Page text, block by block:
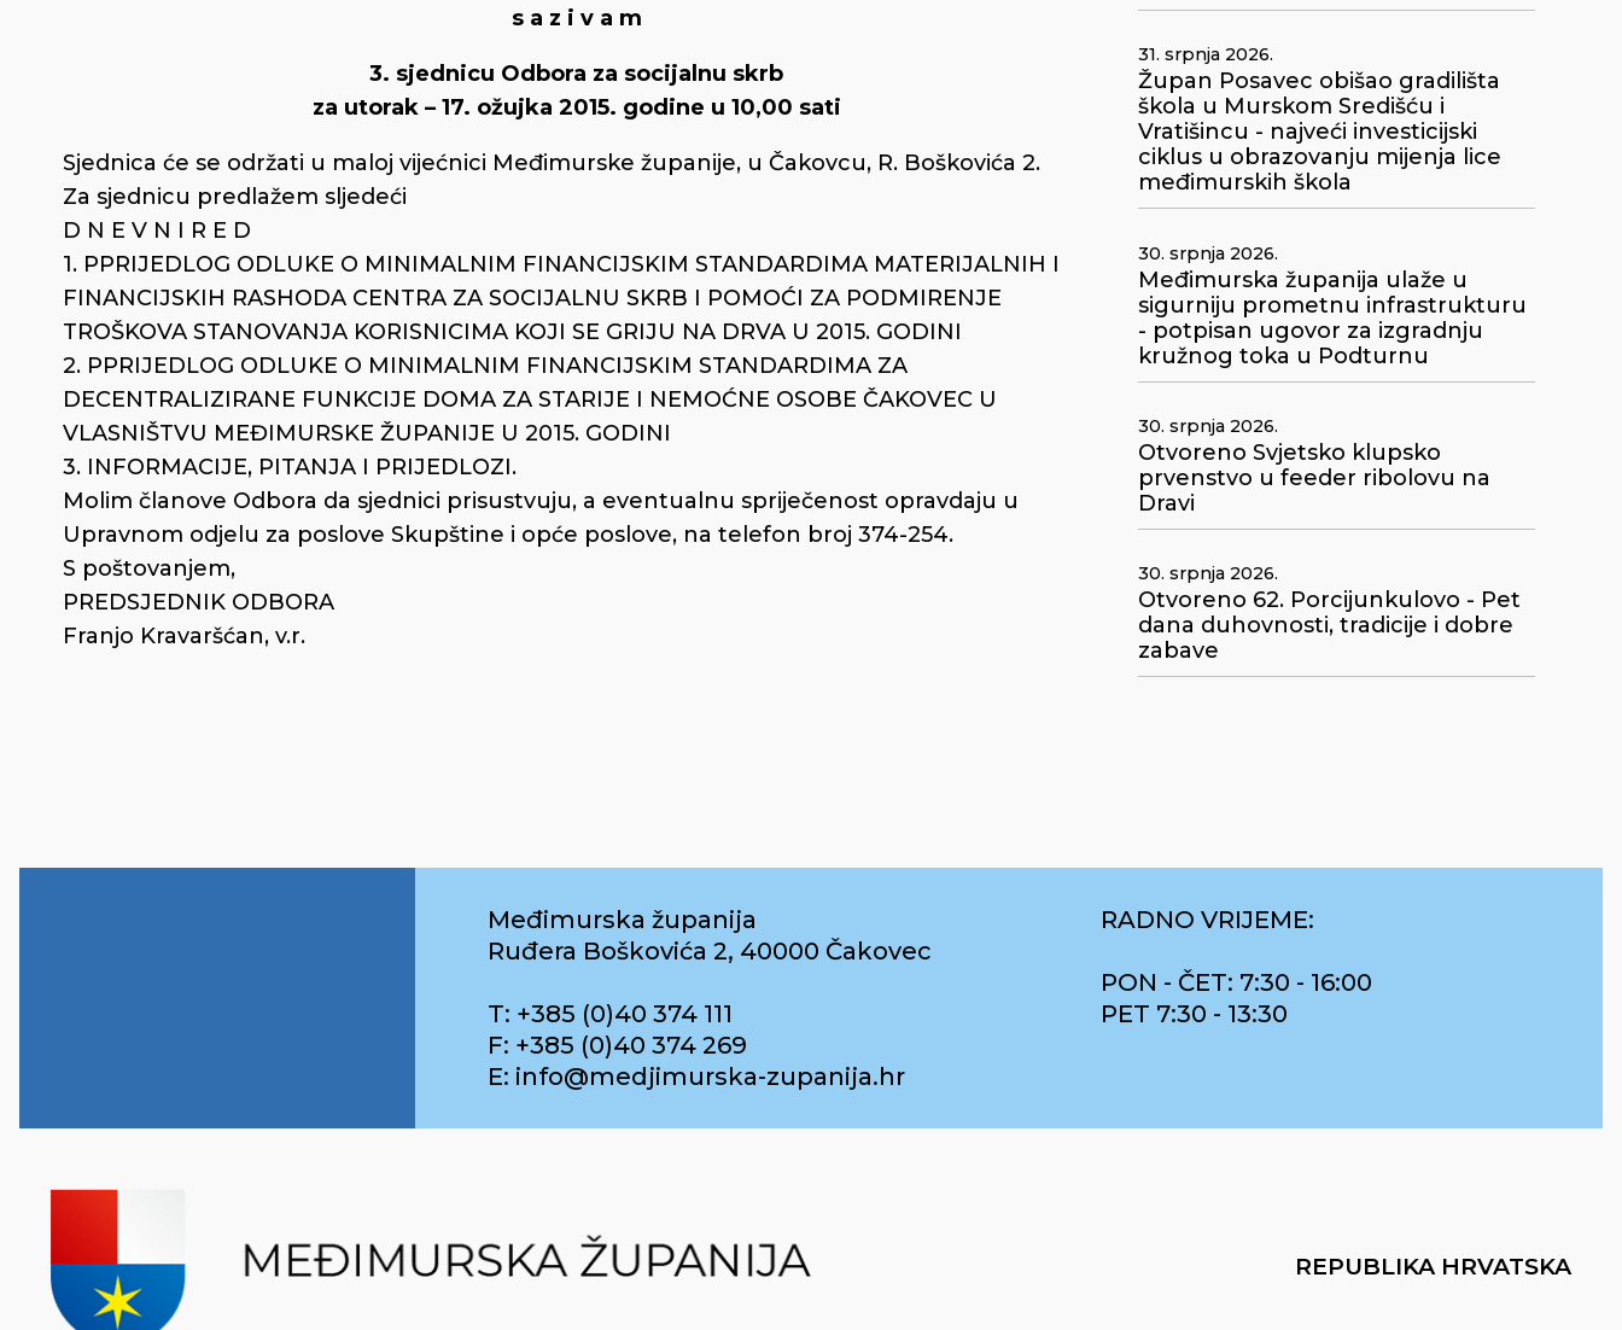
s a z i v a m
3. sjednicu Odbora za socijalnu skrb
za utorak – 17. ožujka 2015. godine u 10,00 sati
Sjednica će se održati u maloj vijećnici Međimurske županije, u Čakovcu, R. Boškovića 2.
Za sjednicu predlažem sljedeći
D N E V N I R E D
1. PPRIJEDLOG ODLUKE O MINIMALNIM FINANCIJSKIM STANDARDIMA MATERIJALNIH I
FINANCIJSKIH RASHODA CENTRA ZA SOCIJALNU SKRB I POMOĆI ZA PODMIRENJE
TROŠKOVA STANOVANJA KORISNICIMA KOJI SE GRIJU NA DRVA U 2015. GODINI
2. PPRIJEDLOG ODLUKE O MINIMALNIM FINANCIJSKIM STANDARDIMA ZA
DECENTRALIZIRANE FUNKCIJE DOMA ZA STARIJE I NEMOĆNE OSOBE ČAKOVEC U
VLASNIŠTVU MEĐIMURSKE ŽUPANIJE U 2015. GODINI
3. INFORMACIJE, PITANJA I PRIJEDLOZI.
Molim članove Odbora da sjednici prisustvuju, a eventualnu spriječenost opravdaju u
Upravnom odjelu za poslove Skupštine i opće poslove, na telefon broj 374-254.
S poštovanjem,
PREDSJEDNIK ODBORA
Franjo Kravaršćan, v.r.
31. srpnja 2026.
Župan Posavec obišao gradilišta
škola u Murskom Središću i
Vratišincu - najveći investicijski
ciklus u obrazovanju mijenja lice
međimurskih škola
30. srpnja 2026.
Međimurska županija ulaže u
sigurniju prometnu infrastrukturu
- potpisan ugovor za izgradnju
kružnog toka u Podturnu
30. srpnja 2026.
Otvoreno Svjetsko klupsko
prvenstvo u feeder ribolovu na
Dravi
30. srpnja 2026.
Otvoreno 62. Porcijunkulovo - Pet
dana duhovnosti, tradicije i dobre
zabave
Međimurska županija
Ruđera Boškovića 2, 40000 Čakovec
T: +385 (0)40 374 111
F: +385 (0)40 374 269
E: info@medjimurska-zupanija.hr
RADNO VRIJEME:
PON - ČET: 7:30 - 16:00
PET 7:30 - 13:30
REPUBLIKA HRVATSKA